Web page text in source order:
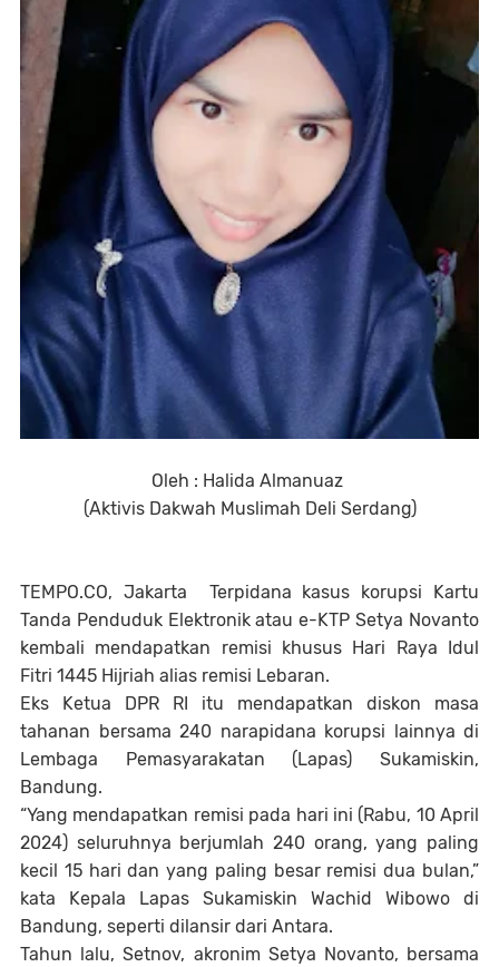
Oleh : Halida Almanuaz
(Aktivis Dakwah Muslimah Deli Serdang)
TEMPO.CO, Jakarta Terpidana kasus korupsi Kartu
Tanda Penduduk Elektronik atau e-KTP Setya Novanto
kembali mendapatkan remisi khusus Hari Raya Idul
Fitri 1445 Hijriah alias remisi Lebaran.
Eks Ketua DPR RI itu mendapatkan diskon masa
tahanan bersama 240 narapidana korupsi lainnya di
Lembaga Pemasyarakatan (Lapas) Sukamiskin,
Bandung.
“Yang mendapatkan remisi pada hari ini (Rabu, 10 April
2024) seluruhnya berjumlah 240 orang, yang paling
kecil 15 hari dan yang paling besar remisi dua bulan,”
kata Kepala Lapas Sukamiskin Wachid Wibowo di
Bandung, seperti dilansir dari Antara.
Tahun lalu, Setnov, akronim Setya Novanto, bersama